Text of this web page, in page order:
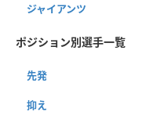
ジャイアンツ
ポジション別選手一覧
先発
抑え